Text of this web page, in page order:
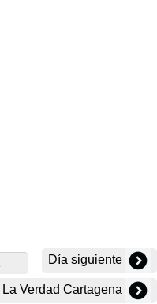
Día siguiente
La Verdad Cartagena